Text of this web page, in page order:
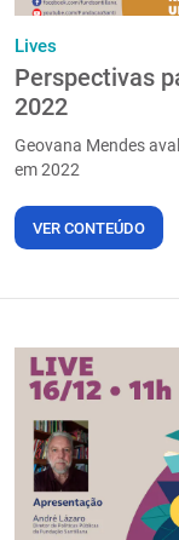
Lives
Perspectivas
2022
Geovana Mendes
em 2022
VER CONTEÚDO